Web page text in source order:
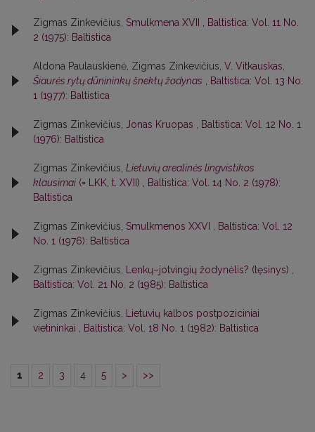
Zigmas Zinkevičius, Smulkmena XVII
Baltistica: Vol. 11 No.
2 (1975): Baltistica
Aldona Paulauskienė, Zigmas Zinkevičius, V. Vitkauskas,
Šiaurės rytų dūnininkų šnektų žodynas
Baltistica: Vol. 13 No.
1 (1977): Baltistica
Zigmas Zinkevičius, Jonas Kruopas
Baltistica: Vol. 12 No. 1
(1976): Baltistica
Zigmas Zinkevičius, Lietuvių arealinės lingvistikos
klausimai (= LKK, t. XVII)
Baltistica: Vol. 14 No. 2 (1978):
Baltistica
Zigmas Zinkevičius, Smulkmenos XXVI
Baltistica: Vol. 12
No. 1 (1976): Baltistica
Zigmas Zinkevičius, Lenkų–jotvingių žodynėlis? (tęsinys)
Baltistica: Vol. 21 No. 2 (1985): Baltistica
Zigmas Zinkevičius,
Lietuvių kalbos postpoziciniai
vietininkai
Baltistica: Vol. 18 No. 1 (1982): Baltistica
1 2 3 4 5 > >>